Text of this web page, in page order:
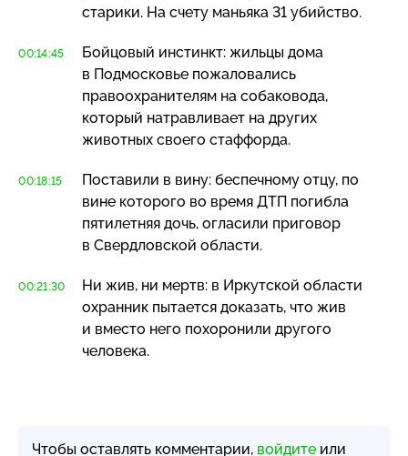
старики. На счету маньяка 31 убийство.
00:14:45
Бойцовый инстинкт: жильцы дома
в Подмосковье пожаловались
правоохранителям на собаковода,
который натравливает на других
животных своего стаффорда.
00:18:15
Поставили в вину: беспечному отцу, по
вине которого во время ДТП погибла
пятилетняя дочь, огласили приговор
в Свердловской области.
00:21:30
Ни жив, ни мертв: в Иркутской области
охранник пытается доказать, что жив
и вместо него похоронили другого
человека.
Чтобы оставлять комментарии, войдите или